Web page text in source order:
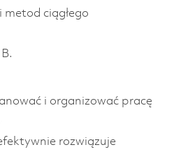
metod ciągłego
i organizować pracę
rozwiązuje